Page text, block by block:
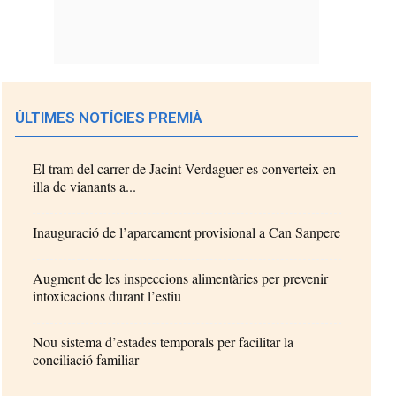
ÚLTIMES NOTÍCIES PREMIÀ
El tram del carrer de Jacint Verdaguer es converteix en
illa de vianants a...
Inauguració de l’aparcament provisional a Can Sanpere
Augment de les inspeccions alimentàries per prevenir
intoxicacions durant l’estiu
Nou sistema d’estades temporals per facilitar la
conciliació familiar